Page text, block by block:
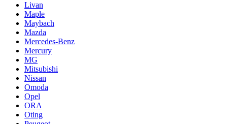
Livan
Maple
Maybach
Mazda
Mercedes-Benz
Mercury
MG
Mitsubishi
Nissan
Omoda
Opel
ORA
Oting